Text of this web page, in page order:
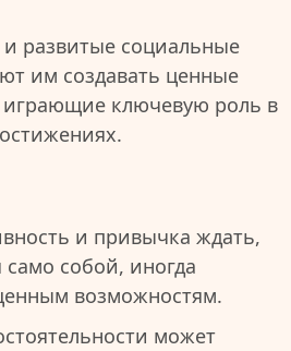
развитые социальные
им создавать ценные
играющие ключевую роль в
и привычка ждать,
собой, иногда
возможностям.
может